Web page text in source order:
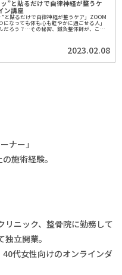
ッ”と貼るだけで自律神経が整うケ
ン講座
と貼るだけで自律神経が整うケア」ZOOM
になっても体も心も軽やかに過ごせる人」
だろう？…その秘密、鍼灸整体師が、こっ
2023.02.08
ナー」
施術経験。
リニック、整骨院に勤務して
立開業。
代女性向けのオンラインダ